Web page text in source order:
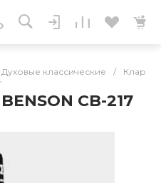
Духовые классические /
CB-217